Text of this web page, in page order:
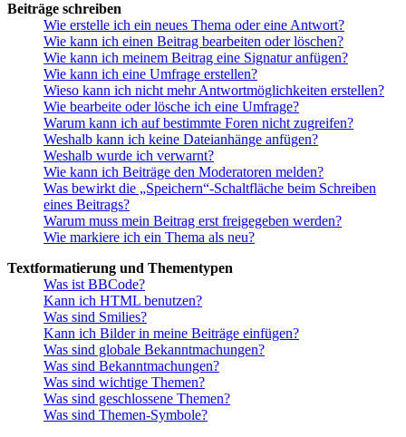
Beiträge schreiben
Wie erstelle ich ein neues Thema oder eine Antwort?
Wie kann ich einen Beitrag bearbeiten oder löschen?
Wie kann ich meinem Beitrag eine Signatur anfügen?
Wie kann ich eine Umfrage erstellen?
Wieso kann ich nicht mehr Antwortmöglichkeiten erstellen?
Wie bearbeite oder lösche ich eine Umfrage?
Warum kann ich auf bestimmte Foren nicht zugreifen?
Weshalb kann ich keine Dateianhänge anfügen?
Weshalb wurde ich verwarnt?
Wie kann ich Beiträge den Moderatoren melden?
Was bewirkt die „Speichern“-Schaltfläche beim Schreiben
eines Beitrags?
Warum muss mein Beitrag erst freigegeben werden?
Wie markiere ich ein Thema als neu?
Textformatierung und Thementypen
Was ist BBCode?
Kann ich HTML benutzen?
Was sind Smilies?
Kann ich Bilder in meine Beiträge einfügen?
Was sind globale Bekanntmachungen?
Was sind Bekanntmachungen?
Was sind wichtige Themen?
Was sind geschlossene Themen?
Was sind Themen-Symbole?